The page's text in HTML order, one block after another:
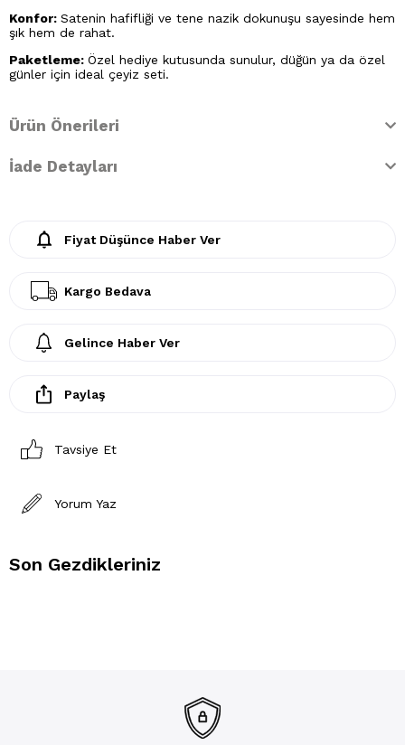
Konfor: Satenin hafifliği ve tene nazik dokunuşu sayesinde hem
şık hem de rahat.
Paketleme: Özel hediye kutusunda sunulur, düğün ya da özel
günler için ideal çeyiz seti.
Ürün Önerileri
İade Detayları
Fiyat Düşünce Haber Ver
Kargo Bedava
Gelince Haber Ver
Paylaş
Tavsiye Et
Yorum Yaz
Son Gezdikleriniz